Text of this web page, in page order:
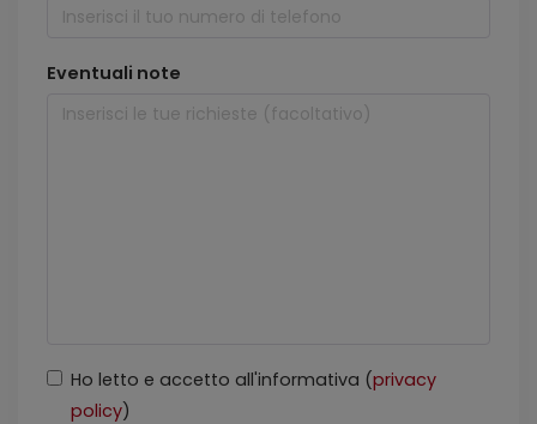
Eventuali note
Ho letto e accetto all'informativa (privacy
policy)